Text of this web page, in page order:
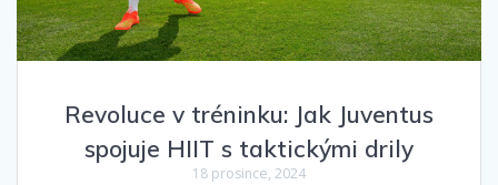
Revoluce v tréninku: Jak Juventus
spojuje HIIT s taktickými drily
18 prosince, 2024